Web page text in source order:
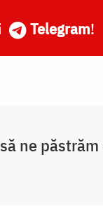
Telegram!
ne